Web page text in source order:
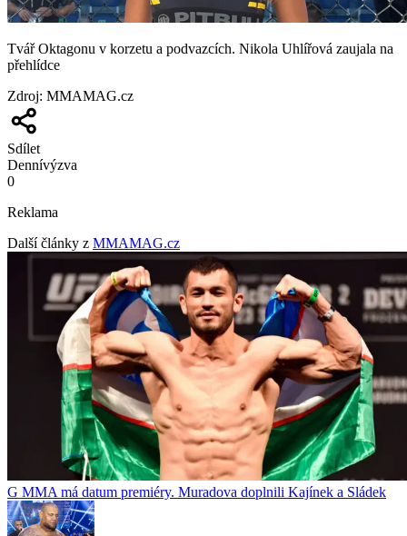
Tvář Oktagonu v korzetu a podvazcích. Nikola Uhlířová zaujala na
přehlídce
Zdroj: MMAMAG.cz
Sdílet
Dennívýzva
0
Reklama
Další články z MMAMAG.cz
G MMA má datum premiéry. Muradova doplnili Kajínek a Sládek